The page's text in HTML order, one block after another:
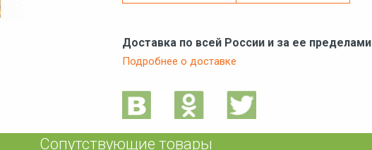
Доставка по всей России и за ее пределами
Подробнее о доставке
Сопутствующие товары